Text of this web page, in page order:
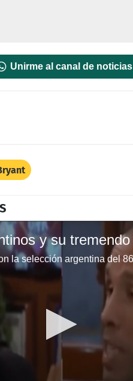
Unirme al canal de noticias